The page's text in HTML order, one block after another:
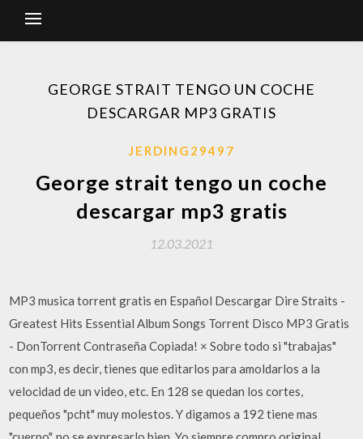
GEORGE STRAIT TENGO UN COCHE
DESCARGAR MP3 GRATIS
JERDING29497
George strait tengo un coche
descargar mp3 gratis
12.03.2021
MP3 musica torrent gratis en Español Descargar Dire Straits -
Greatest Hits Essential Album Songs Torrent Disco MP3 Gratis
- DonTorrent Contraseña Copiada! × Sobre todo si "trabajas"
con mp3, es decir, tienes que editarlos para amoldarlos a la
velocidad de un video, etc. En 128 se quedan los cortes,
pequeños "pcht" muy molestos. Y digamos a 192 tiene mas